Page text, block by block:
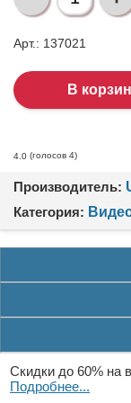
Арт.: 137021
4.0 (голосов 4)
Производитель:
Категория:
Скидки до 60% на
Подробнее...